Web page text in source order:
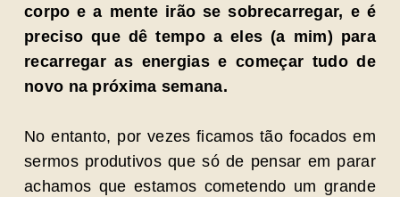
corpo e a mente irão se sobrecarregar, e é
preciso que dê tempo a eles (a mim) para
recarregar as energias e começar tudo de
novo na próxima semana.
No entanto, por vezes ficamos tão focados em
sermos produtivos que só de pensar em parar
achamos que estamos cometendo um grande